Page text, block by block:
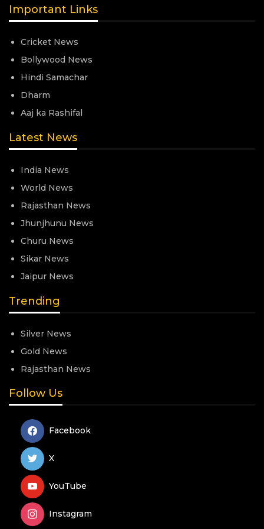
Important Links
Cricket News
Bollywood News
Hindi Samachar
Dharm
Aaj ka Rashifal
Latest News
India News
World News
Rajasthan News
Jhunjhunu News
Churu News
Sikar News
Jaipur News
Trending
Silver News
Gold News
Rajasthan News
Follow Us
Facebook
X
YouTube
Instagram